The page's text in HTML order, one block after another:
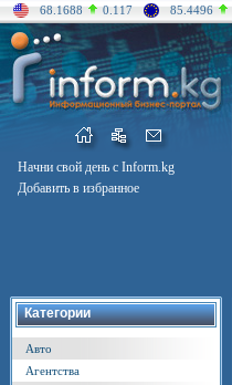
68.1688 0.117 85.4496
Начни свой день с Inform.kg
Добавить в избранное
Категории
Авто
Агентства